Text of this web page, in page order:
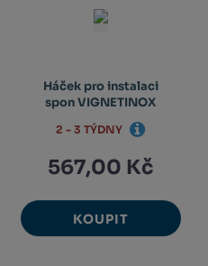
Háček pro instalaci
spon VIGNETINOX
567,00 Kč
KOUPIT
2 - 3 TÝDNY